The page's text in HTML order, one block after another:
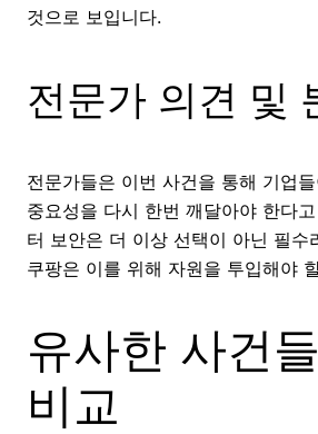
것으로 보입니다.
전문가 의견 및
전문가들은 이번 사건을 통해 기업
중요성을 다시 한번 깨달아야 한다
터 보안은 더 이상 선택이 아닌 필수
쿠팡은 이를 위해 자원을 투입해야
유사한 사건
비교